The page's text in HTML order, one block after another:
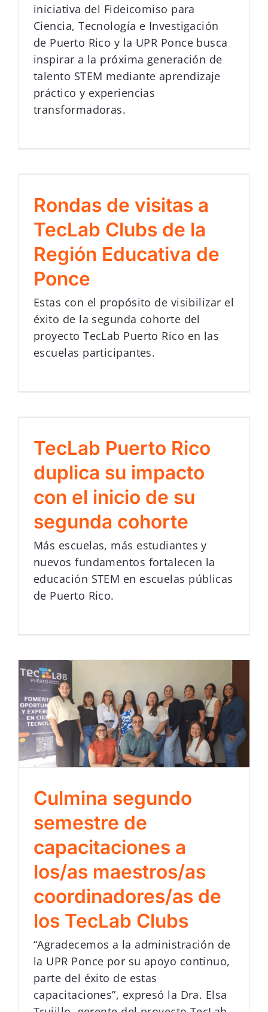
iniciativa del Fideicomiso para
Ciencia, Tecnología e Investigación
de Puerto Rico y la UPR Ponce busca
inspirar a la próxima generación de
talento STEM mediante aprendizaje
práctico y experiencias
transformadoras.
Rondas de visitas a
TecLab Clubs de la
Región Educativa de
Ponce
Estas con el propósito de visibilizar el
éxito de la segunda cohorte del
proyecto TecLab Puerto Rico en las
escuelas participantes.
TecLab Puerto Rico
duplica su impacto
con el inicio de su
segunda cohorte
Más escuelas, más estudiantes y
nuevos fundamentos fortalecen la
educación STEM en escuelas públicas
de Puerto Rico.
Culmina segundo
semestre de
capacitaciones a
los/as maestros/as
coordinadores/as de
los TecLab Clubs
“Agradecemos a la administración de
la UPR Ponce por su apoyo continuo,
parte del éxito de estas
capacitaciones”, expresó la Dra. Elsa